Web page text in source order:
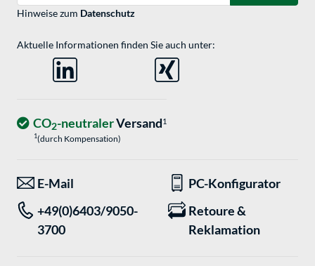
Hinweise zum Datenschutz
Aktuelle Informationen finden Sie auch unter:
CO2-neutralerVersand1
1(durch Kompensation)
E-Mail
PC-Konfigurator
+49(0)6403/9050-
3700
Retoure &
Reklamation